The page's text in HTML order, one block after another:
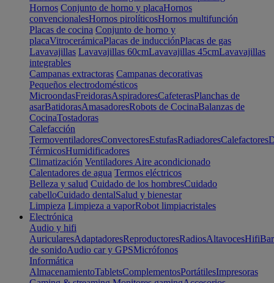
Hornos Conjunto de horno y placaHornos
convencionalesHornos pirolíticosHornos multifunción
Placas de cocina Conjunto de horno y
placaVitrocerámicaPlacas de inducciónPlacas de gas
Lavavajillas Lavavajillas 60cmLavavajillas 45cmLavavajillas
integrables
Campanas extractoras Campanas decorativas
Pequeños electrodomésticos
MicroondasFreidorasAspiradoresCafeterasPlanchas de
asarBatidorasAmasadoresRobots de CocinaBalanzas de
CocinaTostadoras
Calefacción
TermoventiladoresConvectoresEstufasRadiadoresCalefactores
TérmicosHumidificadores
Climatización Ventiladores Aire acondicionado
Calentadores de agua Termos eléctricos
Belleza y salud Cuidado de los hombresCuidado
cabelloCuidado dentalSalud y bienestar
Limpieza Limpieza a vaporRobot limpiacristales
Electrónica
Audio y hifi
AuricularesAdaptadoresReproductoresRadiosAltavocesHifi
de sonidoAudio car y GPSMicrófonos
Informática
AlmacenamientoTabletsComplementosPortátilesImpresoras